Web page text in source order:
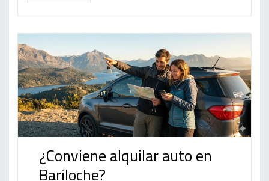
¿Conviene alquilar auto en
Bariloche?